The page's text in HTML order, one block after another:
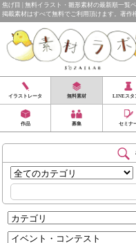
焦げ目 | 無料イラスト・雛形素材の最新順一覧
掲載素材はすべて無料でご利用頂けます。著作
イラストレータ 無料素材 LINEスタ
作品 募集 セミナ